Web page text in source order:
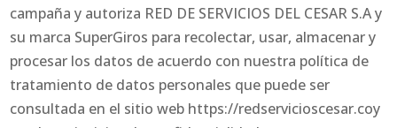
campaña y autoriza RED DE SERVICIOS DEL CESAR S.A y
su marca SuperGiros para recolectar, usar, almacenar y
procesar los datos de acuerdo con nuestra política de
tratamiento de datos personales que puede ser
consultada en el sitio web https://redservicioscesar.coy